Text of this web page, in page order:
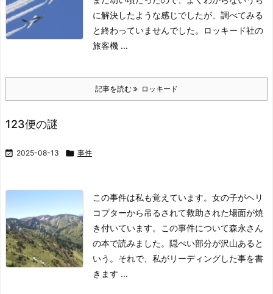
に解決したような感じでしたが、調べてみる
と終わっていませんでした。
ロッキード社の
旅客機 ...
記事を読む ロッキード
123便の謎
 2025-08-13  事件
この事件は私も覚えています。女の子がヘリ
コプターから吊るされて救助された場面が焼
き付いています。
この事件について森永さん
の本で読みました。隠ぺい部分が沢山あると
いう。 それで、私がリーディングした事を書
きます ...